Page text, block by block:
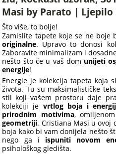
Masi by Parato | Ljepilo
Što više, to bolje!
Zamislite tapete koje se ne boje
originalne. Upravo to donosi
Zaboravite minimalizam i
nešto što će u vaš dom unijeti
energije!
Energie je kolekcija tapeta koja
života. Tu su maksimalističke
stil koji vašem prostoru daje
kolekciji je vrtlog boja i
prirodnim motivima, omiljenom
geometriji. Cristiana Masi u ovoj
boja kako bi vam donijela nešto
nego ga i ispuniti novom
psihološkog gledišta.